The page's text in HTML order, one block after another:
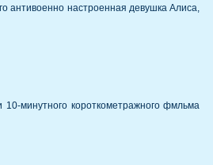
антивоенно настроенная девушка Алиса,
минутного короткометражного фмльма